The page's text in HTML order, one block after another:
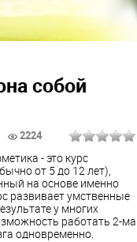
собой
2224
- это курс
от 5 до 12 лет),
на основе именно
развивает умственные
у многих
работать 2-ма
одновременно.